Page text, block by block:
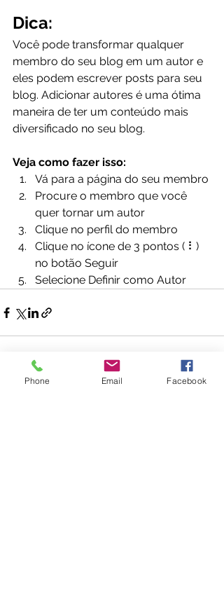
Dica:
Você pode transformar qualquer
membro do seu blog em um autor e
eles podem escrever posts para seu
blog. Adicionar autores é uma ótima
maneira de ter um conteúdo mais
diversificado no seu blog.
Veja como fazer isso:
Vá para a página do seu membro
Procure o membro que você
quer tornar um autor
Clique no perfil do membro
Clique no ícone de 3 pontos ( ⠇)
no botão Seguir
Selecione Definir como Autor
Phone Email Facebook